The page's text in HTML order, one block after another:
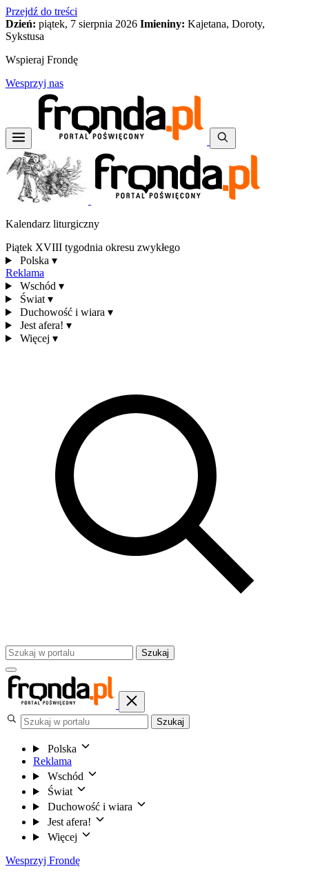
Przejdź do treści
Dzień: piątek, 7 sierpnia 2026 Imieniny: Kajetana, Doroty,
Sykstusa
Wspieraj Frondę
Wesprzyj nas
Kalendarz liturgiczny
Piątek XVIII tygodnia okresu zwykłego
Polska ▾
Reklama
Wschód ▾
Świat ▾
Duchowość i wiara ▾
Jest afera! ▾
Więcej ▾
Szukaj
Szukaj
Polska
Reklama
Wschód
Świat
Duchowość i wiara
Jest afera!
Więcej
Wesprzyj Frondę